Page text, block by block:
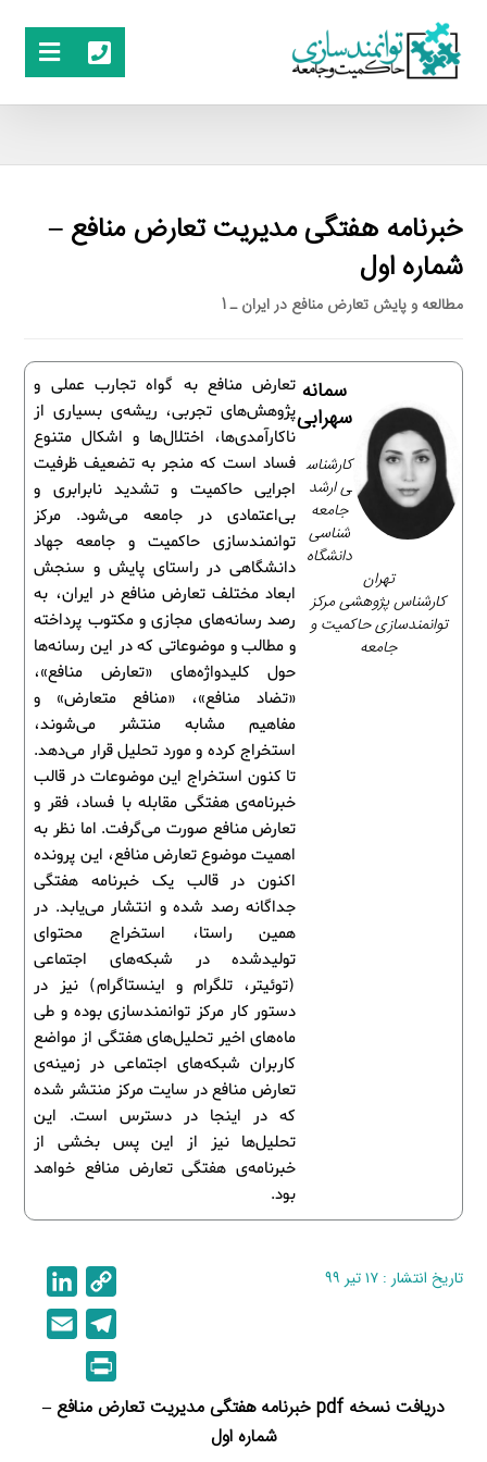
خبرنامه هفتگی مدیریت تعارض منافع –
شماره اول
مطالعه و پایش تعارض منافع در ایران ـ 1
تعارض منافع به گواه تجارب عملی و
پژوهش‌های تجربی، ریشه‌ی بسیاری از
ناکارآمدی‌ها، اختلال‌ها و اشکال متنوع
فساد است که منجر به تضعیف ظرفیت
اجرایی حاکمیت و تشدید نابرابری و
بی‌اعتمادی در جامعه می‌شود. مرکز
توانمندسازی حاکمیت و جامعه جهاد
دانشگاهی در راستای پایش و سنجش
ابعاد مختلف تعارض منافع در ایران، به
رصد رسانه‌های مجازی و مکتوب پرداخته
و مطالب و موضوعاتی که در این رسانه‌ها
حول کلیدواژه‌های «تعارض منافع»،
«تضاد منافع»، «منافع متعارض» و
مفاهیم مشابه منتشر می‌شوند،
استخراج کرده و مورد تحلیل قرار می‌دهد.
تا کنون استخراج این موضوعات در قالب
خبرنامه‌ی هفتگی مقابله با فساد، فقر و
تعارض منافع صورت می‌گرفت. اما نظر به
اهمیت موضوع تعارض منافع، این پرونده
اکنون در قالب یک خبرنامه هفتگی
جداگانه رصد شده و انتشار می‌یابد. در
همین راستا، استخراج محتوای
تولیدشده در شبکه‌های اجتماعی
(توئیتر، تلگرام و اینستاگرام) نیز در
دستور کار مرکز توانمندسازی بوده و طی
ماه‌های اخیر تحلیل‌های هفتگی از مواضع
کاربران شبکه‌های اجتماعی در زمینه‌ی
تعارض منافع در سایت مرکز منتشر شده
که در اینجا در دسترس است. این
تحلیل‌ها نیز از این پس بخشی از
خبرنامه‌ی هفتگی تعارض منافع خواهد
بود.
سمانه
سهرابی
کارشناس
ی ارشد
جامعه‌
شناسی
دانشگاه
تهران
کارشناس پژوهشی مرکز
توانمندسازی حاکمیت و
جامعه
تاریخ انتشار : ۱۷ تیر ۹۹
o
p
y
L
i
n
e
e
l
e
i
r
دریافت نسخه pdf خبرنامه هفتگی مدیریت تعارض منافع –
شماره اول